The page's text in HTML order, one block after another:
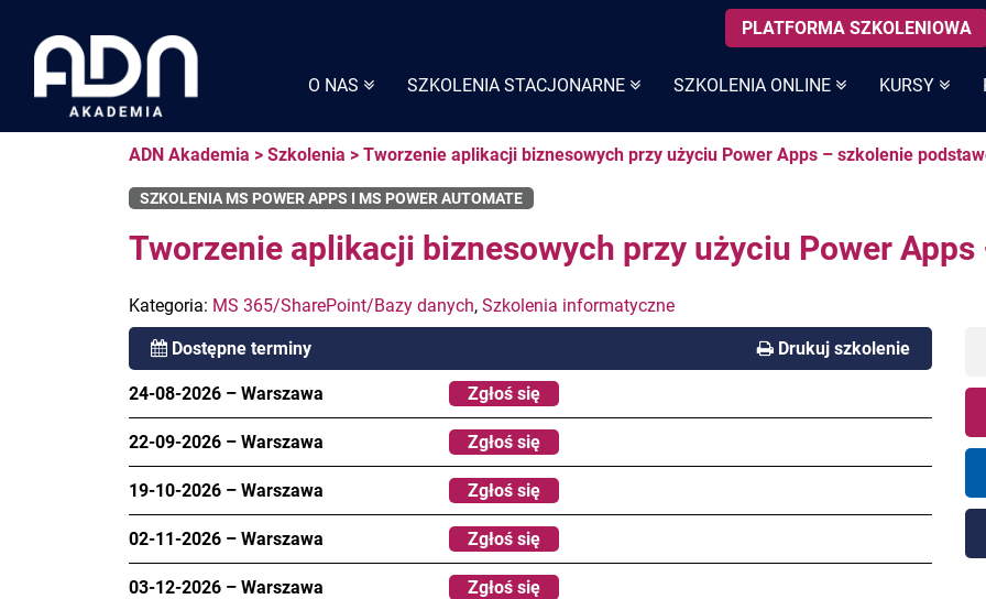
O NAS SZKOLENIA STACJONARNE SZKOLENIA ONLINE KURSY
content
PLATFORMA SZKOLENIOWA
ADN Akademia > Szkolenia > Tworzenie aplikacji biznesowych przy użyciu Power Apps – szkolenie
SZKOLENIA MS POWER APPS I MS POWER AUTOMATE
Tworzenie aplikacji biznesowych przy użyciu Power
Kategoria: MS 365/SharePoint/Bazy danych, Szkolenia informatyczne
Dostępne terminy Drukuj szkolenie
24-08-2026 – Warszawa Zgłoś się
22-09-2026 – Warszawa Zgłoś się
19-10-2026 – Warszawa Zgłoś się
02-11-2026 – Warszawa Zgłoś się
03-12-2026 – Warszawa Zgłoś się